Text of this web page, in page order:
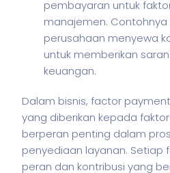
pembayaran untuk
manajemen.
perusahaan menyewa
untuk memberikan
keuangan.
Dalam bisnis, factor
yang diberikan kepada
berperan penting dalam
penyediaan layanan. Setiap
peran dan kontribusi yang